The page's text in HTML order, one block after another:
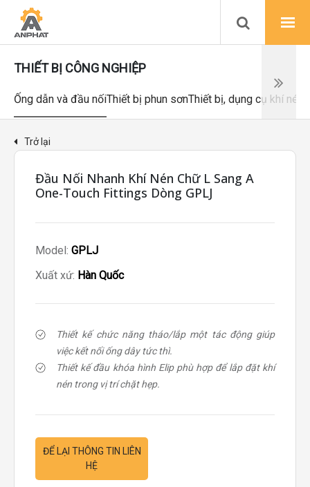
THIẾT BỊ CÔNG NGHIỆP
Ống dẫn và đầu nốiThiết bị phun sơnThiết bị, dụng cụ khí nén
Trở lại
Đầu Nối Nhanh Khí Nén Chữ L Sang A
One-Touch Fittings Dòng GPLJ
Model: GPLJ
Xuất xứ: Hàn Quốc
Thiết kế chức năng tháo/lắp một tác động giúp
việc kết nối ống dây tức thì.
Thiết kế đầu khóa hình Elip phù hợp để lắp đặt khí
nén trong vị trí chặt hẹp.
ĐỂ LẠI THÔNG TIN LIÊN
HỆ